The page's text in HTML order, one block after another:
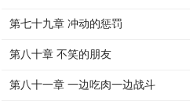
第七十九章 冲动的惩罚
第八十章 不笑的朋友
第八十一章 一边吃肉一边战斗